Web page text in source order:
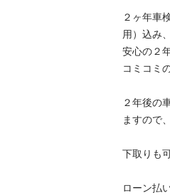
２ヶ年車
用）込み、
安心の２
コミコミ
２年後の
ますので
下取りも
ローン払